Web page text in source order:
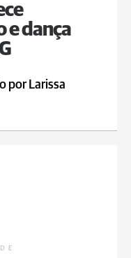
e dança
por Larissa